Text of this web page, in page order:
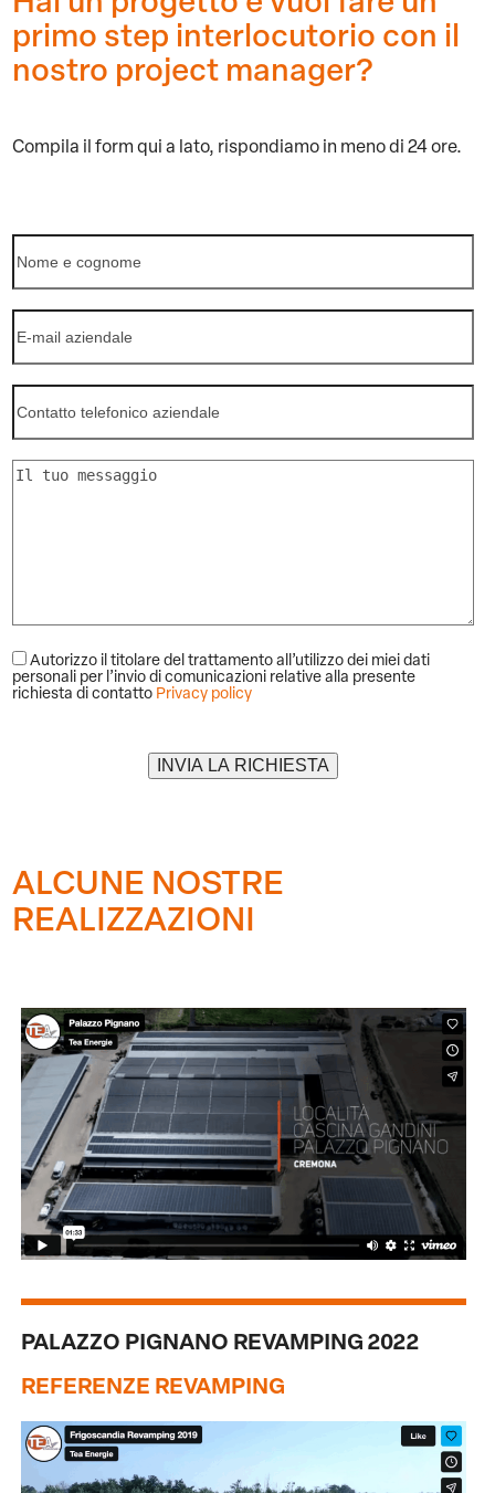
primo step interlocutorio con il
nostro project manager?
Compila il form qui a lato, rispondiamo in meno di 24 ore.
Autorizzo il titolare del trattamento all’utilizzo dei miei dati
personali per l’invio di comunicazioni relative alla presente
richiesta di contatto Privacy policy
ALCUNE NOSTRE
REALIZZAZIONI
PALAZZO PIGNANO REVAMPING 2022
REFERENZE REVAMPING